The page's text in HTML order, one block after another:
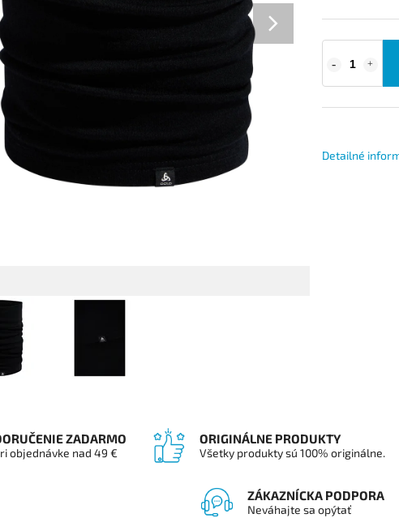
Detailné
ZADARMO
objednávke nad 49 €
ORIGINÁLNE PRODUKTY
Všetky produkty sú 100% originálne.
ZÁKAZNÍCKA PODPORA
Neváhajte sa opýtať